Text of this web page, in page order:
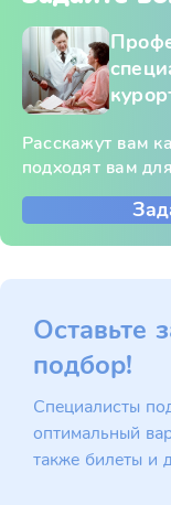
Расскажут вам
подходят вам
Оставьте
подбор!
Специалисты
оптимальный
также билеты и